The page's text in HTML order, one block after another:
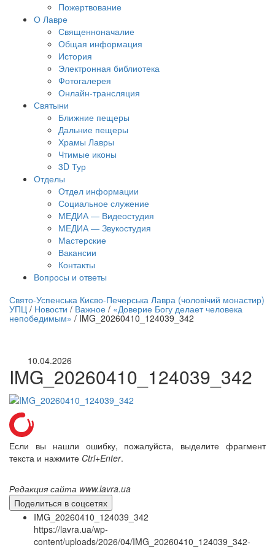
Пожертвование
О Лавре
Священноначалие
Общая информация
История
Электронная библиотека
Фотогалерея
Онлайн-трансляция
Святыни
Ближние пещеры
Дальние пещеры
Храмы Лавры
Чтимые иконы
3D Тур
Отделы
Отдел информации
Социальное служение
МЕДИА — Видеостудия
МЕДИА — Звукостудия
Мастерские
Вакансии
Контакты
Вопросы и ответы
трансляция | 12 сентября
трансляции
Свято-Успенська Києво-Печерська Лавра (чоловічий монастир)
УПЦ / Новости / Важное / «Доверие Богу делает человека
непобедимым» / IMG_20260410_124039_342
10.04.2026
IMG_20260410_124039_342
Если вы нашли ошибку, пожалуйста, выделите фрагмент
текста и нажмите Ctrl+Enter.
Редакция сайта www.lavra.ua
Поделиться в соцсетях
IMG_20260410_124039_342
https://lavra.ua/wp-
content/uploads/2026/04/IMG_20260410_124039_342-